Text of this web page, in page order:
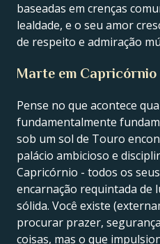
baseadas em crenças
lealdade, e o seu amor
de respeito e admiração
Marte em Capricórnio
Pense no que acontece
fundamentalmente
sob um sol de Touro
palácio ambicioso e
Capricórnio - todos os
encarnação requintada de
sólida. Você existe
procurar prazer,
coisas, mas o que